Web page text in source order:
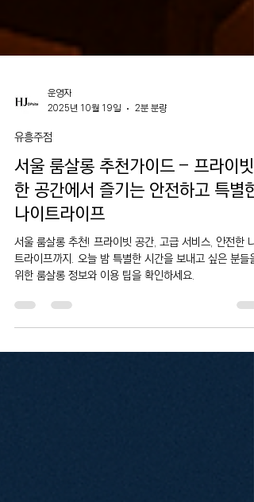
운영자
2025년 10월 19일
2분 분량
유흥주점
서울 룸살롱 추천가이드 – 프라이빗
한 공간에서 즐기는 안전하고 특별한
나이트라이프